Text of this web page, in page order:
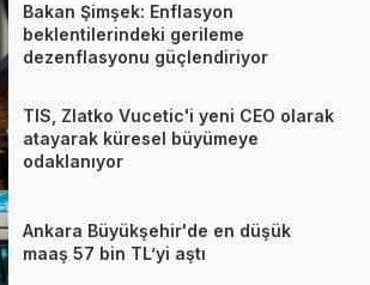
Bakan Şimşek: Enflasyon
beklentilerindeki gerileme
dezenflasyonu güçlendiriyor
TIS, Zlatko Vucetic'i yeni CEO olarak
atayarak küresel büyümeye
odaklanıyor
Ankara Büyükşehir'de en düşük
maaş 57 bin TL’yi aştı